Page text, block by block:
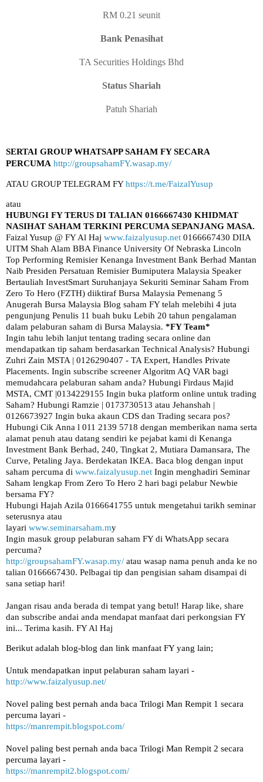
RM 0.21 seunit
Bank Penasihat
TA Securities Holdings Bhd
Status Shariah
Patuh Shariah
SERTAI GROUP WHATSAPP SAHAM FY SECARA
PERCUMA http://groupsahamFY.wasap.my/
ATAU GROUP TELEGRAM FYhttps://t.me/FaizalYusup
atau
HUBUNGI FY TERUS DI TALIAN 0166667430 KHIDMAT
NASIHAT SAHAM TERKINI PERCUMA SEPANJANG MASA.
Faizal Yusup @ FY Al Haj www.faizalyusup.net 0166667430 DIIA
UITM Shah Alam BBA Finance University Of Nebraska Lincoln
Top Performing Remisier Kenanga Investment Bank Berhad Mantan
Naib Presiden Persatuan Remisier Bumiputera Malaysia Speaker
Bertauliah InvestSmart Suruhanjaya Sekuriti Seminar Saham From
Zero To Hero (FZTH) diiktiraf Bursa Malaysia Pemenang 5
Anugerah Bursa Malaysia Blog saham FY telah melebihi 4 juta
pengunjung Penulis 11 buah buku Lebih 20 tahun pengalaman
dalam pelaburan saham di Bursa Malaysia. *FY Team*
Ingin tahu lebih lanjut tentang trading secara online dan
mendapatkan tip saham berdasarkan Technical Analysis? Hubungi
Zuhri Zain MSTA | 0126290407 - TA Expert, Handles Private
Placements. Ingin subscribe screener Algoritm AQ VAR bagi
memudahcara pelaburan saham anda? Hubungi Firdaus Majid
MSTA, CMT |0134229155 Ingin buka platform online untuk trading
Saham? Hubungi Ramzie | 0173730513 atau Jehanshah |
0126673927 Ingin buka akaun CDS dan Trading secara pos?
Hubungi Cik Anna l 011 2139 5718 dengan memberikan nama serta
alamat penuh atau datang sendiri ke pejabat kami di Kenanga
Investment Bank Berhad, 240, Tingkat 2, Mutiara Damansara, The
Curve, Petaling Jaya. Berdekatan IKEA. Baca blog dengan input
saham percuma di www.faizalyusup.net Ingin menghadiri Seminar
Saham lengkap From Zero To Hero 2 hari bagi pelabur Newbie
bersama FY?
Hubungi Hajah Azila 0166641755 untuk mengetahui tarikh seminar
seterusnya atau
layari www.seminarsaham.my
Ingin masuk group pelaburan saham FY di WhatsApp secara
percuma?
http://groupsahamFY.wasap.my/ atau wasap nama penuh anda ke no
talian 0166667430. Pelbagai tip dan pengisian saham disampai di
sana setiap hari!
Jangan risau anda berada di tempat yang betul! Harap like, share
dan subscribe andai anda mendapat manfaat dari perkongsian FY
ini... Terima kasih. FY Al Haj
Berikut adalah blog-blog dan link manfaat FY yang lain;
Untuk mendapatkan input pelaburan saham layari -
http://www.faizalyusup.net/
Novel paling best pernah anda baca Trilogi Man Rempit 1 secara
percuma layari -
https://manrempit.blogspot.com/
Novel paling best pernah anda baca Trilogi Man Rempit 2 secara
percuma layari -
https://manrempit2.blogspot.com/